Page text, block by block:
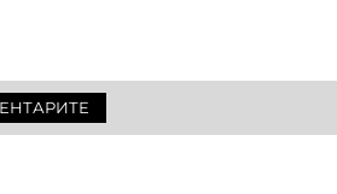
отслабващото руско влияние в